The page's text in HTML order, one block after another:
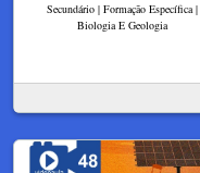
Secundário | Formação Específica |
Biologia E Geologia